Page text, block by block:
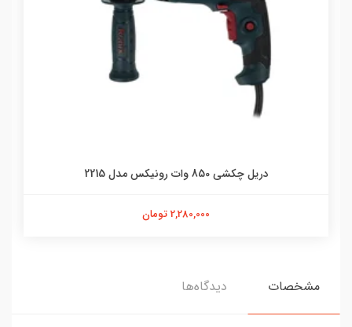
دریل چکشی 850 وات رونیکس مدل 2215
2,280,000 تومان
مشخصات دیدگاه‌ها